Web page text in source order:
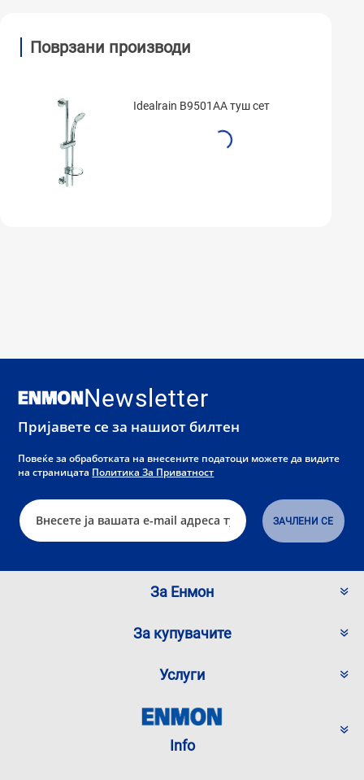
Поврзани производи
Idealrain B9501AA туш сет
Newsletter
Пријавете се за нашиот билтен
Повеќе за обработката на внесените податоци можете да видите
на страницата Политика За Приватност
За Енмон
За купувачите
Услуги
Info